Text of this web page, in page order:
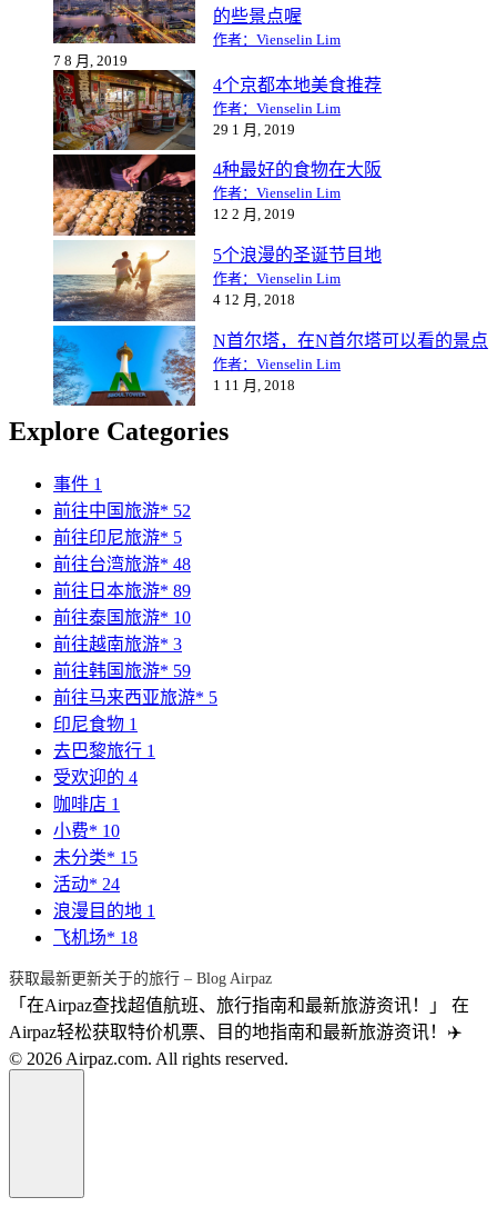
的些景点喔
作者：Vienselin Lim
7 8 月, 2019
4个京都本地美食推荐
作者：Vienselin Lim
29 1 月, 2019
4种最好的食物在大阪
作者：Vienselin Lim
12 2 月, 2019
5个浪漫的圣诞节目地
作者：Vienselin Lim
4 12 月, 2018
N首尔塔，在N首尔塔可以看的景点
作者：Vienselin Lim
1 11 月, 2018
Explore Categories
事件 1
前往中国旅游* 52
前往印尼旅游* 5
前往台湾旅游* 48
前往日本旅游* 89
前往泰国旅游* 10
前往越南旅游* 3
前往韩国旅游* 59
前往马来西亚旅游* 5
印尼食物 1
去巴黎旅行 1
受欢迎的 4
咖啡店 1
小费* 10
未分类* 15
活动* 24
浪漫目的地 1
飞机场* 18
获取最新更新关于的旅行 – Blog Airpaz
「在Airpaz查找超值航班、旅行指南和最新旅游资讯！」 在
Airpaz轻松获取特价机票、目的地指南和最新旅游资讯！✈️
© 2026 Airpaz.com. All rights reserved.